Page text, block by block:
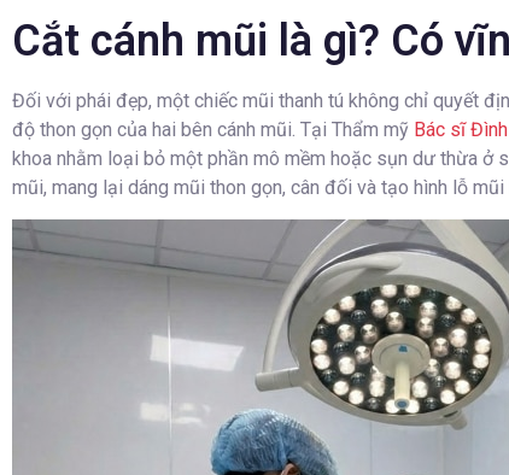
Cắt cánh mũi là gì? Có
Đối với phái đẹp, một chiếc mũi thanh tú không chỉ quyết
độ thon gọn của hai bên cánh mũi. Tại Thẩm mỹ Bác sĩ
khoa nhằm loại bỏ một phần mô mềm hoặc sụn dư thừa ở
mũi, mang lại dáng mũi thon gọn, cân đối và tạo hình lỗ